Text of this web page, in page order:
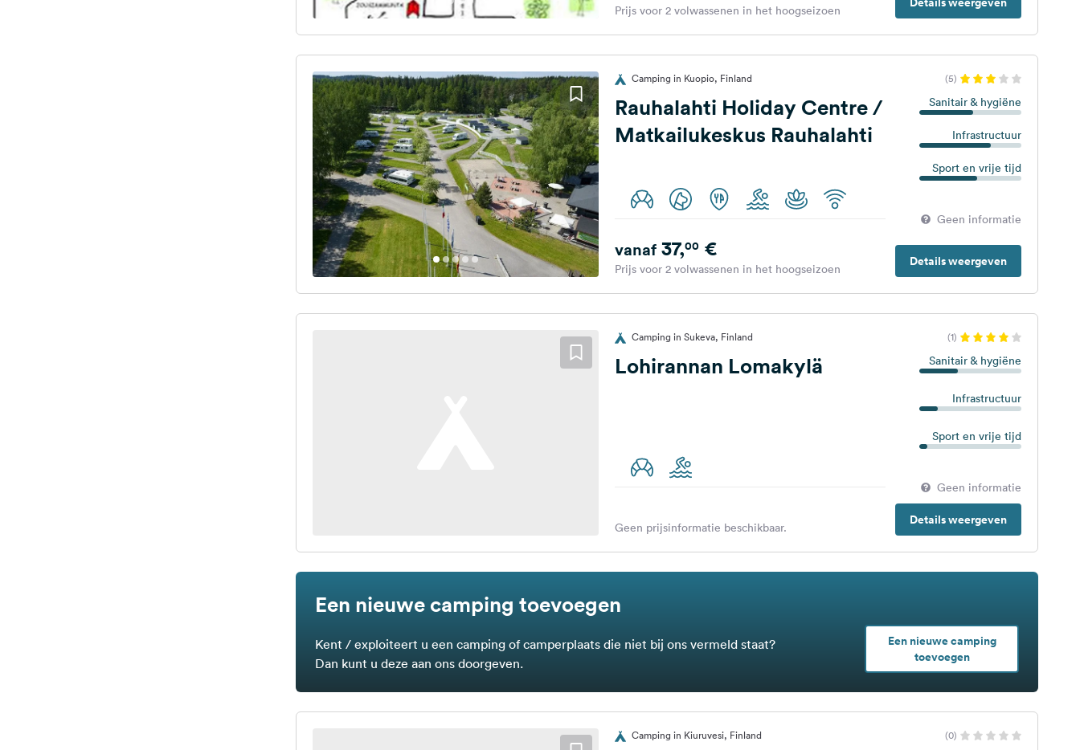
Prijs voor 2 volwassenen in het hoogseizoen
Camping in Kuopio, Finland (5)
Rauhalahti Holiday Centre /
Matkailukeskus Rauhalahti
Sanitair & hygiëne
Infrastructuur
Sport en vrije tijd
Geen informatie
Details weergeven
vanaf37,00€
Prijs voor 2 volwassenen in het hoogseizoen
Camping in Sukeva, Finland (1)
Lohirannan Lomakylä Sanitair & hygiëne
Infrastructuur
Sport en vrije tijd
Geen informatie
Details weergeven
Geen prijsinformatie beschikbaar.
Een nieuwe camping toevoegen
Kent / exploiteert u een camping of camperplaats die niet bij ons vermeld staat?
Dan kunt u deze aan ons doorgeven.
Een nieuwe camping
toevoegen
Camping in Kiuruvesi, Finland (0)